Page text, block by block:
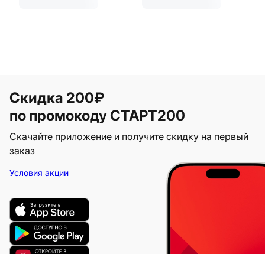
Скидка 200₽
по промокоду СТАРТ200
Скачайте приложение и получите скидку на первый
заказ
Условия акции